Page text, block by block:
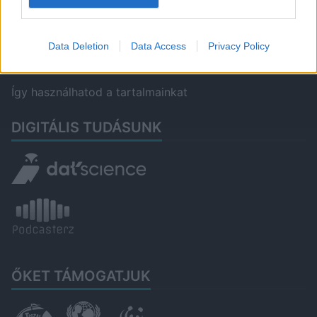
Data Deletion Data Access Privacy Policy
Kapcsolat
Így használhatod a tartalmainkat
DIGITÁLIS TUDÁSUNK
ŐKET TÁMOGATJUK